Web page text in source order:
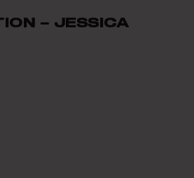
– JESSICA